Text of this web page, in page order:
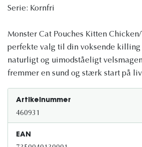
Serie: Kornfri
Monster Cat Pouches Kitten
perfekte valg til din voksende killing
naturligt og uimodståeligt
fremmer en sund og stærk start på
Artikelnummer
460931
EAN